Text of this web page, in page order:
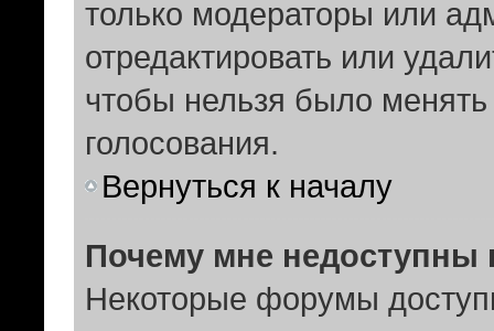
только модераторы или
отредактировать или
чтобы нельзя было
голосования.
Вернуться к началу
Почему мне
Некоторые форумы